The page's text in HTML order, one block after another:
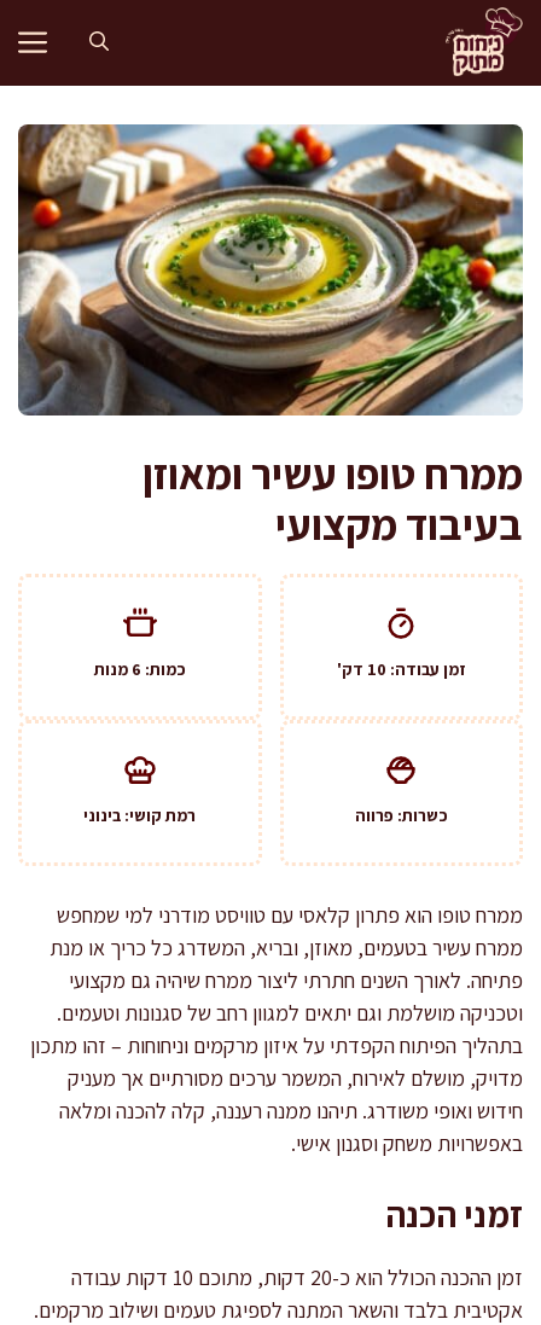
לדלג
לתוכן
ממרח טופו עשיר ומאוזן
בעיבוד מקצועי
זמן עבודה: 10 דק' כמות: 6 מנות
כשרות: פרווה רמת קושי: בינוני
ממרח טופו הוא פתרון קלאסי עם טוויסט מודרני למי שמחפש
ממרח עשיר בטעמים, מאוזן, ובריא, המשדרג כל כריך או מנת
פתיחה. לאורך השנים חתרתי ליצור ממרח שיהיה גם מקצועי
וטכניקה מושלמת וגם יתאים למגוון רחב של סגנונות וטעמים.
בתהליך הפיתוח הקפדתי על איזון מרקמים וניחוחות – זהו מתכון
מדויק, מושלם לאירוח, המשמר ערכים מסורתיים אך מעניק
חידוש ואופי משודרג. תיהנו ממנה רעננה, קלה להכנה ומלאה
באפשרויות משחק וסגנון אישי.
זמני הכנה
זמן ההכנה הכולל הוא כ-20 דקות, מתוכם 10 דקות עבודה
אקטיבית בלבד והשאר המתנה לספיגת טעמים ושילוב מרקמים.